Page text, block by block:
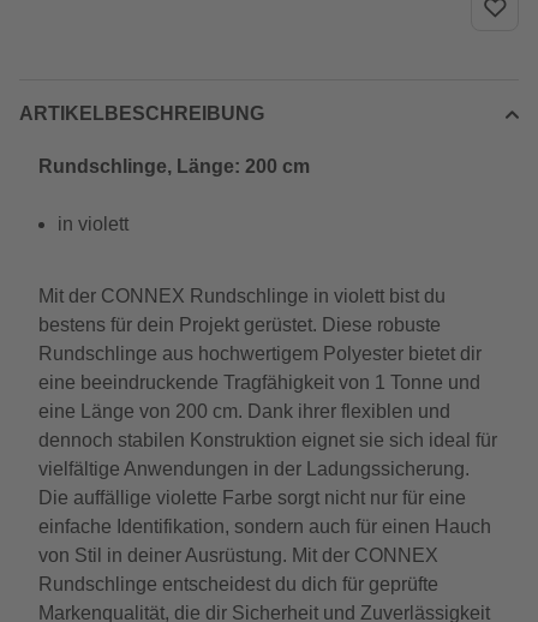
ARTIKELBESCHREIBUNG
Rundschlinge, Länge: 200 cm
in violett
Mit der CONNEX Rundschlinge in violett bist du
bestens für dein Projekt gerüstet. Diese robuste
Rundschlinge aus hochwertigem Polyester bietet dir
eine beeindruckende Tragfähigkeit von 1 Tonne und
eine Länge von 200 cm. Dank ihrer flexiblen und
dennoch stabilen Konstruktion eignet sie sich ideal für
vielfältige Anwendungen in der Ladungssicherung.
Die auffällige violette Farbe sorgt nicht nur für eine
einfache Identifikation, sondern auch für einen Hauch
von Stil in deiner Ausrüstung. Mit der CONNEX
Rundschlinge entscheidest du dich für geprüfte
Markenqualität, die dir Sicherheit und Zuverlässigkeit